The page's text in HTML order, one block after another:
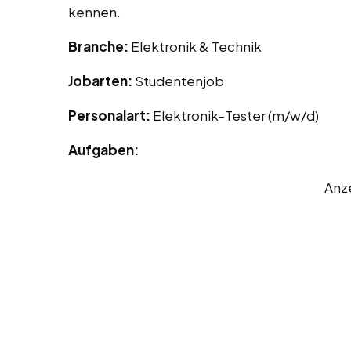
kennen.
Branche: Elektronik & Technik
Jobarten: Studentenjob
Personalart: Elektronik-Tester (m/w/d)
Aufgaben: